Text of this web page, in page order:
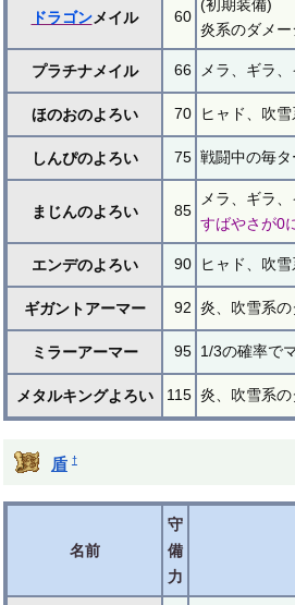
ドラゴンメイル 60
(初期装備)
炎系のダメ
プラチナメイル 66 メラ、ギラ
ほのおのよろい 70 ヒャド、吹
しんぴのよろい 75 戦闘中の毎
まじんのよろい 85
メラ、ギラ
すばやさが0
エンデのよろい 90 ヒャド、吹
ギガントアーマー 92 炎、吹雪系
ミラーアーマー 95 1/3の確率で
メタルキングよろい 115 炎、吹雪系
盾 †
名前
守
備
力